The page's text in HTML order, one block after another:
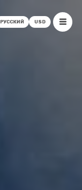
РУССКИЙ USD